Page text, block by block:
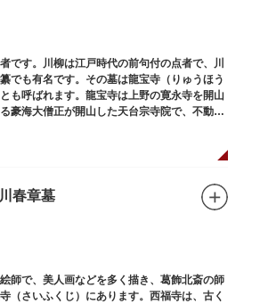
です。川柳は江戸時代の前句付の点者で、川
でも有名です。その墓は龍宝寺（りゅうほう
も呼ばれます。龍宝寺は上野の寛永寺を開山
豪海大僧正が開山した天台宗寺院で、不動明
残っています。
春章墓
師で、美人画などを多く描き、葛飾北斎の師
（さいふくじ）にあります。西福寺は、古く